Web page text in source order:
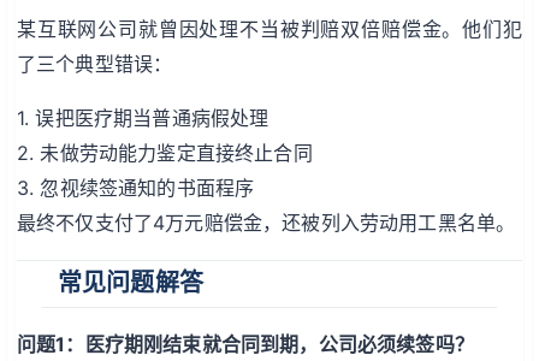
某互联网公司就曾因处理不当被判赔双倍赔偿金。他们犯
了三个典型错误：
1. 误把医疗期当普通病假处理
2. 未做劳动能力鉴定直接终止合同
3. 忽视续签通知的书面程序
最终不仅支付了4万元赔偿金，还被列入劳动用工黑名单。
常见问题解答
问题1：医疗期刚结束就合同到期，公司必须续签吗？